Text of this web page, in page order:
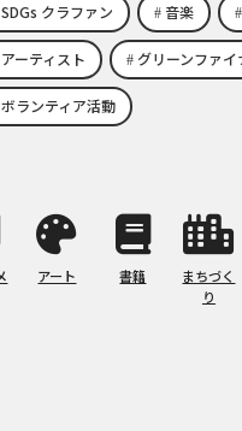
SDGs クラファン 音楽
アーティスト グリーンファイナ
ボランティア活動
アート 書籍
まちづく
り